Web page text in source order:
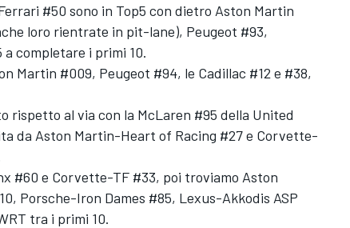
#50 sono in Top5 con dietro Aston Martin
loro rientrate in pit-lane), Peugeot #93,
completare i primi 10.
Martin #009, Peugeot #94, le Cadillac #12 e #38,
rispetto al via con la McLaren #95 della United
da Aston Martin-Heart of Racing #27 e Corvette-
#60 e Corvette-TF #33, poi troviamo Aston
Porsche-Iron Dames #85, Lexus-Akkodis ASP
tra i primi 10.